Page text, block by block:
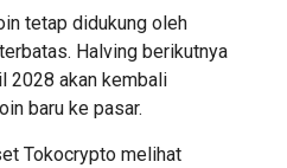
tetap didukung oleh
Halving berikutnya
2028 akan kembali
baru ke pasar.
Tokocrypto melihat